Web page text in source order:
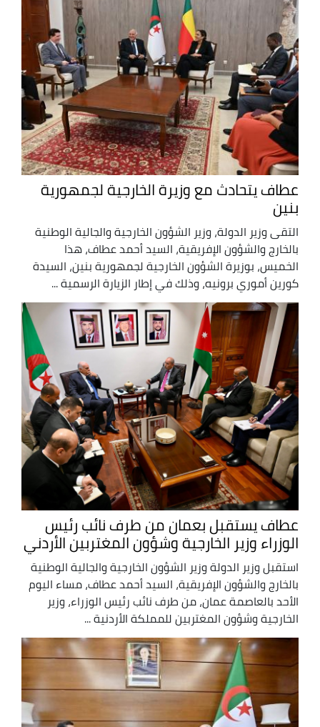
عطاف يتحادث مع وزيرة الخارجية لجمهورية
بنين
التقى وزير الدولة، وزير الشؤون الخارجية والجالية الوطنية
بالخارج والشؤون الإفريقية، السيد أحمد عطاف، هذا
الخميس، بوزيرة الشؤون الخارجية لجمهورية بنين، السيدة
كورين أموري برونيه، وذلك في إطار الزيارة الرسمية ...
عطاف يستقبل بعمان من طرف نائب رئيس
الوزراء وزير الخارجية وشؤون المغتربين الأردني
استقبل وزير الدولة وزير الشؤون الخارجية والجالية الوطنية
بالخارج والشؤون الإفريقية، السيد أحمد عطاف، مساء اليوم
الأحد بالعاصمة عمان، من طرف نائب رئيس الوزراء، وزير
الخارجية وشؤون المغتربين للمملكة الأردنية ...